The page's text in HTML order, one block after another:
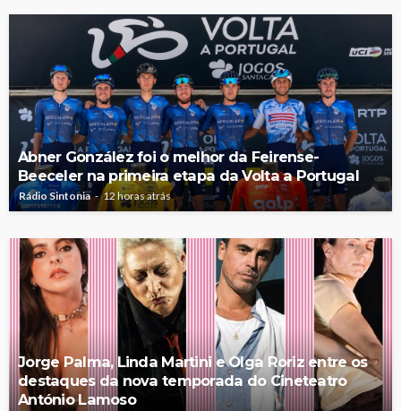
Abner González foi o melhor da Feirense-
Beeceler na primeira etapa da Volta a Portugal
Rádio Sintonia 12 horas atrás
Jorge Palma, Linda Martini e Olga Roriz entre os
destaques da nova temporada do Cineteatro
António Lamoso